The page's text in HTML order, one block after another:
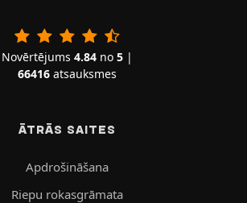
Novērtējums 4.84no 5|
66416atsauksmes
ĀTRĀS SAITES
Apdrošināšana
Riepu rokasgrāmata